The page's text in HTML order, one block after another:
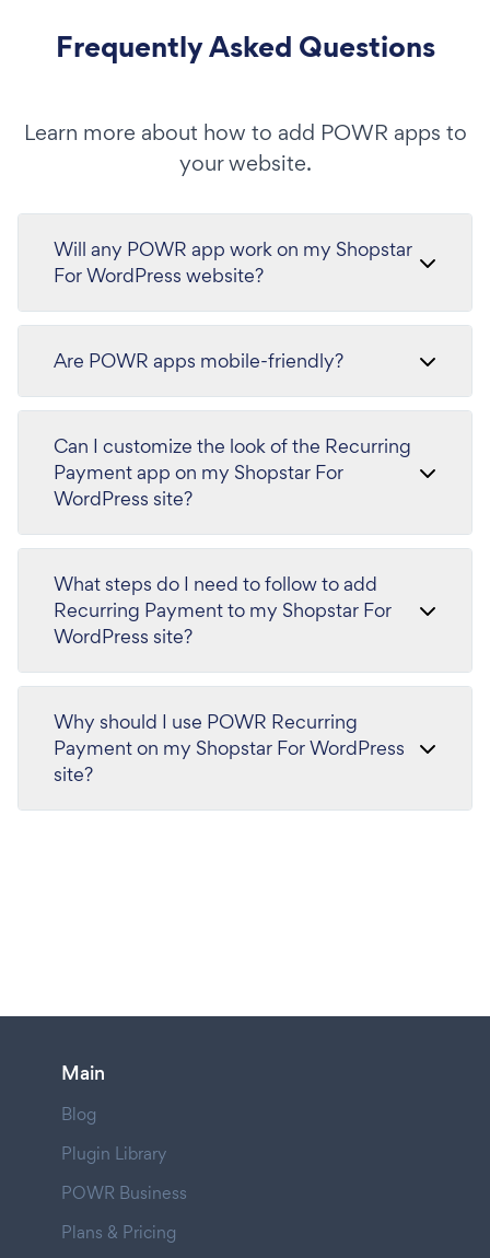
Frequently Asked Questions
Learn more about how to add POWR apps to
your website.
Will any POWR app work on my Shopstar
For WordPress website?
Are POWR apps mobile-friendly?
Can I customize the look of the Recurring
Payment app on my Shopstar For
WordPress site?
What steps do I need to follow to add
Recurring Payment to my Shopstar For
WordPress site?
Why should I use POWR Recurring
Payment on my Shopstar For WordPress
site?
Main
Blog
Plugin Library
POWR Business
Plans & Pricing